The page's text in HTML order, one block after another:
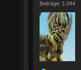
Beiträge: 1.044